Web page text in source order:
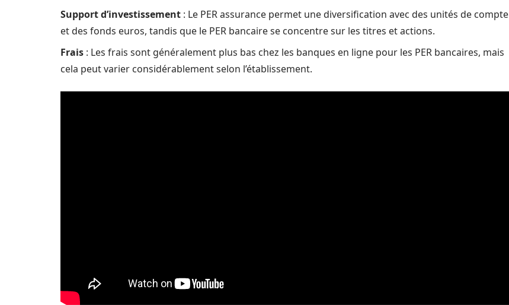
Support d’investissement : Le PER assurance permet une diversification avec des unités de compte
et des fonds euros, tandis que le PER bancaire se concentre sur les titres et actions.
Frais : Les frais sont généralement plus bas chez les banques en ligne pour les PER bancaires, mais
cela peut varier considérablement selon l’établissement.